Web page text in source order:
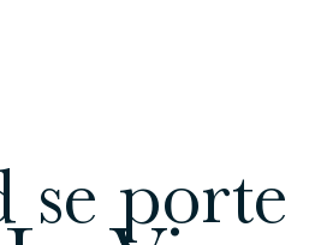
se porte